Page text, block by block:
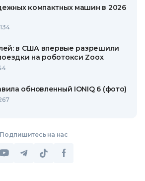
компактных машин в 2026
134
в США впервые разрешили
на роботокси Zoox
обновленный IONIQ 6 (фото)
Подпишитесь на нас